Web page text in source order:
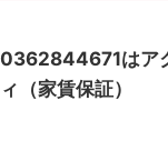
0362844671はア
ィ（家賃保証）